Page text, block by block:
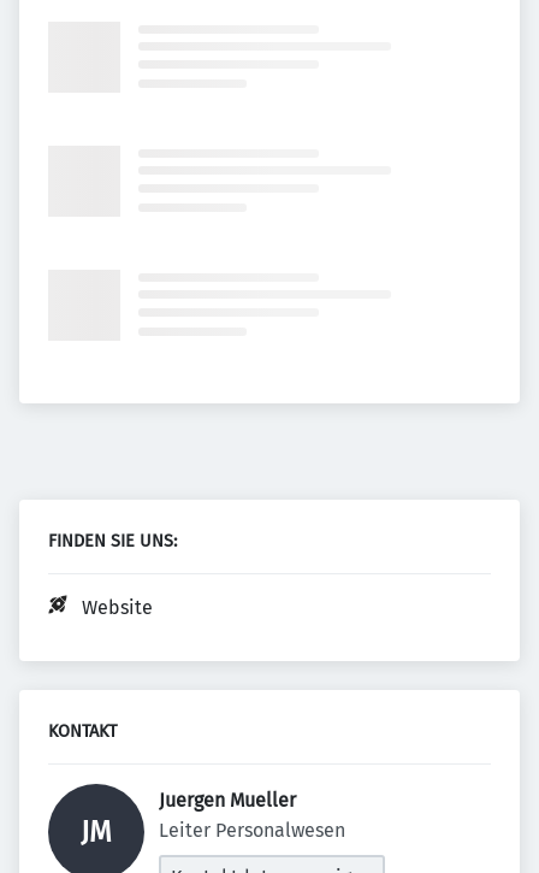
FINDEN SIE UNS:
Website
KONTAKT
JM
Juergen Mueller
Leiter Personalwesen